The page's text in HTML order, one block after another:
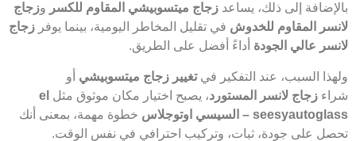
بالإضافة إلى ذلك، يساعد زجاج ميتسوبيشي المقاوم للكسر وزجاج
لانسر المقاوم للخدوش في تقليل المخاطر اليومية، بينما يوفر زجاج
لانسر عالي الجودة أداءً أفضل على الطريق.
ولهذا السبب، عند التفكير فيتغيير زجاج ميتسوبيشي أو
شراء زجاج لانسر المستورد، يصبح اختيار مكان موثوق مثل el
seesyautoglass – السيسي اوتوجلاس
خطوة مهمة، بمعنى أنك
تحصل على جودة، ثبات، وتركيب احترافي في نفس الوقت.